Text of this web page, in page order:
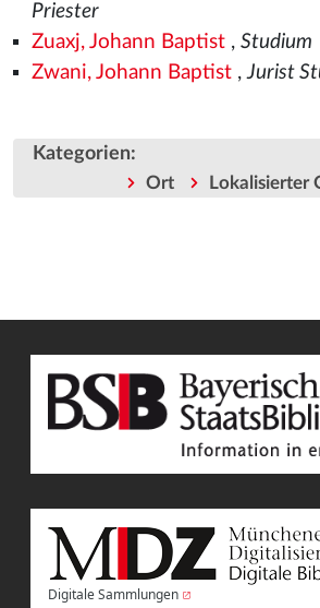
Priester
Zuaxj, Johann Baptist, Studium
Zwani, Johann Baptist,Jurist
Kategorien:
Ort Lokalisierter
Digitale Sammlungen